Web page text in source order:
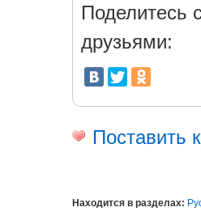
Поделитесь
друзьями:
Поставить
Находится в разделах: